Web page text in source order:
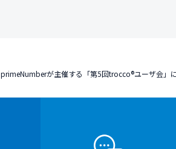
primeNumberが主催する「第5回trocco®ユーザ会」